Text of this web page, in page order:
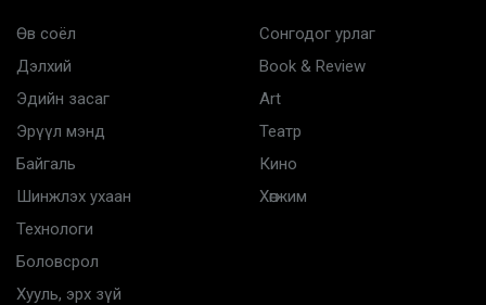
Өв соёл
Дэлхий
Эдийн засаг
Эрүүл мэнд
Байгаль
Шинжлэх ухаан
Технологи
Боловсрол
Хууль, эрх зүй
Сонгодог урлаг
Book & Review
Art
Театр
Кино
Хөгжим